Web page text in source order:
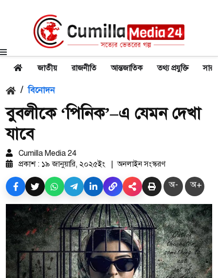
জাতীয় রাজনীতি আন্তজাতিক তথ্য প্রযুক্তি
/ বিনোদন
বুবলীকে ‘পিনিক’–এ যেমন দেখা
যাবে
Cumilla Media 24
প্রকাশ : ১৯ জানুয়ারি, ২০২৫ইং
| অনলাইন সংস্করণ
অ- অ+